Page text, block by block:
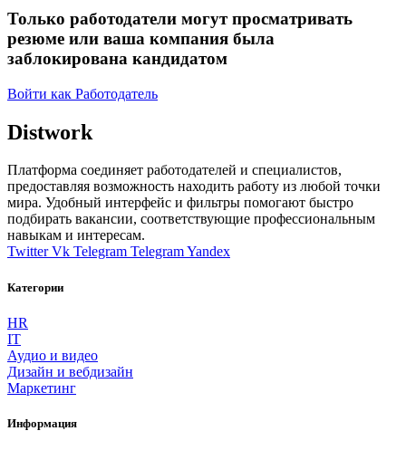
Только работодатели могут просматривать
резюме или ваша компания была
заблокирована кандидатом
Войти как Работодатель
Distwork
Платформа соединяет работодателей и специалистов,
предоставляя возможность находить работу из любой точки
мира. Удобный интерфейс и фильтры помогают быстро
подбирать вакансии, соответствующие профессиональным
навыкам и интересам.
Twitter Vk Telegram TelegramYandex
Категории
HR
IT
Аудио и видео
Дизайн и вебдизайн
Маркетинг
Информация